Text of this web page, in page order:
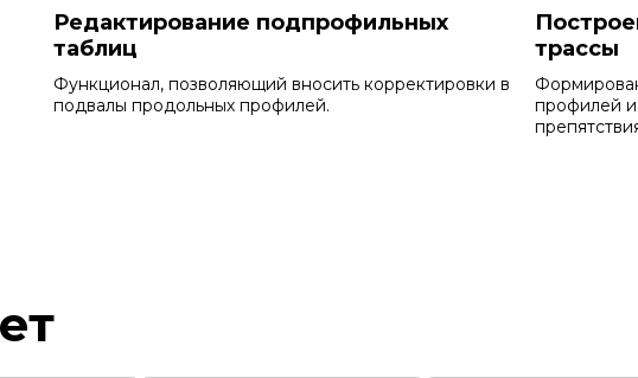
Редактирование подпрофильных
таблиц
Функционал, позволяющий вносить корректировки в
подвалы продольных профилей.
трассы
профилей